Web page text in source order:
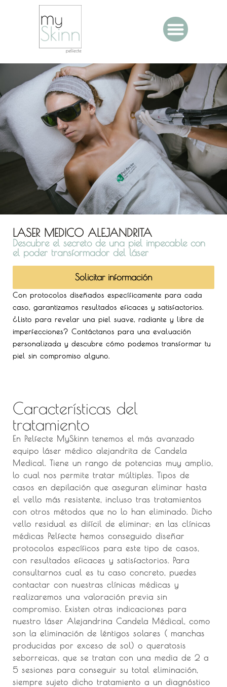
LASER MEDICO ALEJANDRITA
Descubre el secreto de una piel impecable con
el poder transformador del láser
Solicitar información
Con protocolos diseñados específicamente para cada
caso, garantizamos resultados eficaces y satisfactorios.
¿Listo para revelar una piel suave, radiante y libre de
imperfecciones? Contáctanos para una evaluación
personalizada y descubre cómo podemos transformar tu
piel sin compromiso alguno.
Características del
tratamiento
En Pelfecte MySkinn tenemos el más avanzado
equipo láser médico alejandrita de Candela
Medical. Tiene un rango de potencias muy amplio,
lo cual nos permite tratar múltiples. Tipos de
casos en depilación que aseguran eliminar hasta
el vello más resistente, incluso tras tratamientos
con otros métodos que no lo han eliminado. Dicho
vello residual es difícil de eliminar; en las clínicas
médicas Pelfecte hemos conseguido diseñar
protocolos específicos para este tipo de casos,
con resultados eficaces y satisfactorios. Para
consultarnos cual es tu caso concreto, puedes
contactar con nuestras clínicas médicas y
realizaremos una valoración previa sin
compromiso. Existen otras indicaciones para
nuestro láser Alejandrina Candela Médical, como
son la eliminación de léntigos solares ( manchas
producidas por exceso de sol) o queratosis
seborreicas, que se tratan con una media de 2 a
5 sesiones para conseguir su total eliminación,
siempre sujeto dicho tratamiento a un diagnóstico